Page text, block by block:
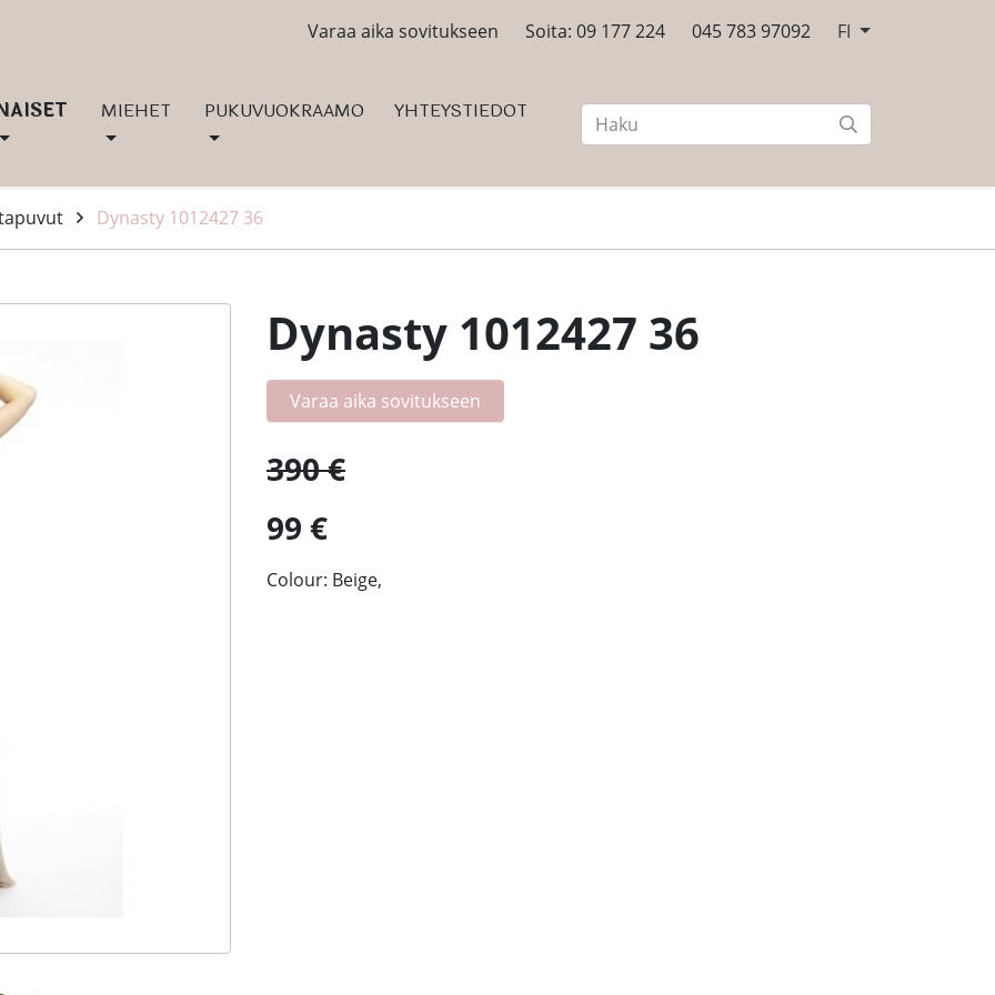
Varaa aika sovitukseen Soita: 09 177 224 045 783 97092 FI
MIEHET PUKUVUOKRAAMO YHTEYSTIEDOT
Dynasty 1012427 36
Dynasty 1012427 36
Varaa aika sovitukseen
390 €
99 €
Colour: Beige,